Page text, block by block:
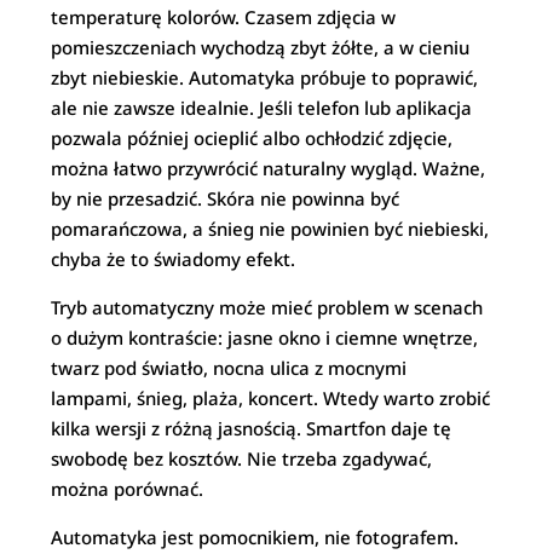
temperaturę kolorów. Czasem zdjęcia w
pomieszczeniach wychodzą zbyt żółte, a w cieniu
zbyt niebieskie. Automatyka próbuje to poprawić,
ale nie zawsze idealnie. Jeśli telefon lub aplikacja
pozwala później ocieplić albo ochłodzić zdjęcie,
można łatwo przywrócić naturalny wygląd. Ważne,
by nie przesadzić. Skóra nie powinna być
pomarańczowa, a śnieg nie powinien być niebieski,
chyba że to świadomy efekt.
Tryb automatyczny może mieć problem w scenach
o dużym kontraście: jasne okno i ciemne wnętrze,
twarz pod światło, nocna ulica z mocnymi
lampami, śnieg, plaża, koncert. Wtedy warto zrobić
kilka wersji z różną jasnością. Smartfon daje tę
swobodę bez kosztów. Nie trzeba zgadywać,
można porównać.
Automatyka jest pomocnikiem, nie fotografem.